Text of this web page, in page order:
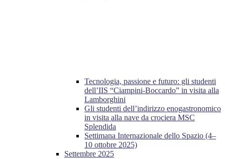
Tecnologia, passione e futuro: gli studenti
dell’IIS “Ciampini-Boccardo” in visita alla
Lamborghini
Gli studenti dell’indirizzo enogastronomico
in visita alla nave da crociera MSC
Splendida
Settimana Internazionale dello Spazio (4–
10 ottobre 2025)
Settembre 2025